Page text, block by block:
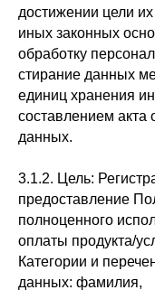
достижении цели
иных законных
обработку
стирание данных
единиц хранения
составлением акта
данных.
3.1.2. Цель:
предоставление
полноценного
оплаты продукта/
Категории и
данных: фамилия,